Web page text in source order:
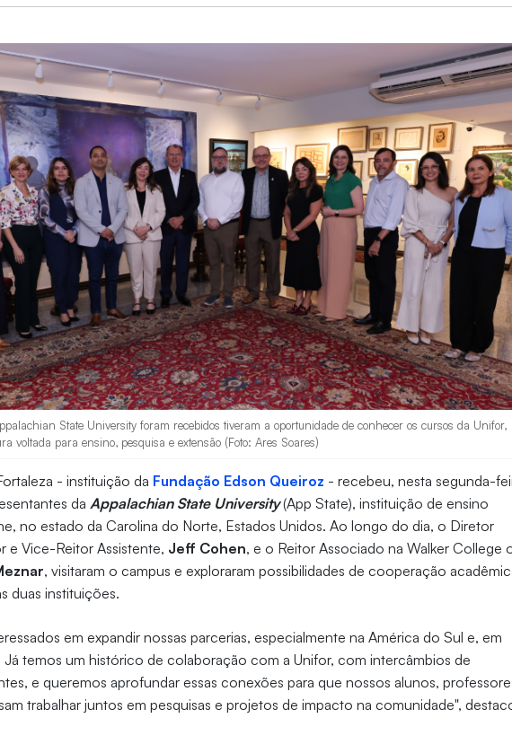
State University foram recebidos tiveram a oportunidade de conhecer os cursos da Unifor,
voltada para ensino, pesquisa e extensão (Foto: Ares Soares)
- instituição da Fundação Edson Queiroz - recebeu, nesta segunda-
daAppalachian State University(App State), instituição de ensino
no estado da Carolina do Norte, Estados Unidos. Ao longo do dia, o Diretor
e Vice-Reitor Assistente, Jeff Cohen, e o Reitor Associado na Walker College
, visitaram o campus e exploraram possibilidades de cooperação
duas instituições.
em expandir nossas parcerias, especialmente na América do Sul e, em
Já temos um histórico de colaboração com a Unifor, com intercâmbios de
e queremos aprofundar essas conexões para que nossos alunos,
trabalhar juntos em pesquisas e projetos de impacto na comunidade",